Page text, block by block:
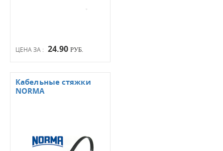
ЦЕНА ЗА : 24.90 РУБ.
Кабельные стяжки
NORMA